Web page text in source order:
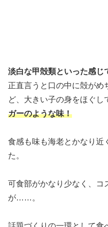
淡白な甲殻類といった感じ
正直言うと口の中に殻がめ
ど、大きい子の身をほぐし
ガーのような味！
食感も味も海老とかなり近
た。
可食部がかなり少なく、コ
が……。